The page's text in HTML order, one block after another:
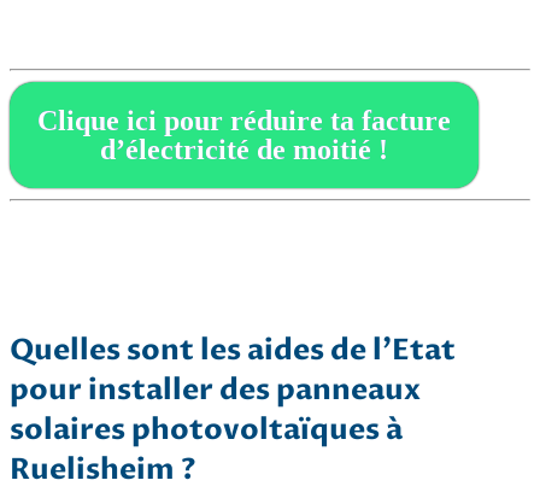
Clique ici pour réduire ta facture
d’électricité de moitié !
Quelles sont les aides de l’Etat
pour installer des panneaux
solaires photovoltaïques à
Ruelisheim ?